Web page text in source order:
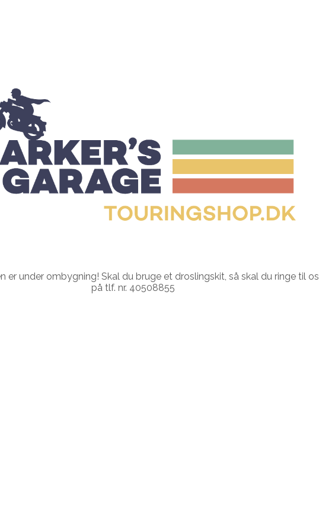
er under ombygning! Skal du bruge et droslingskit, så skal du ringe til os
på tlf. nr. 40508855